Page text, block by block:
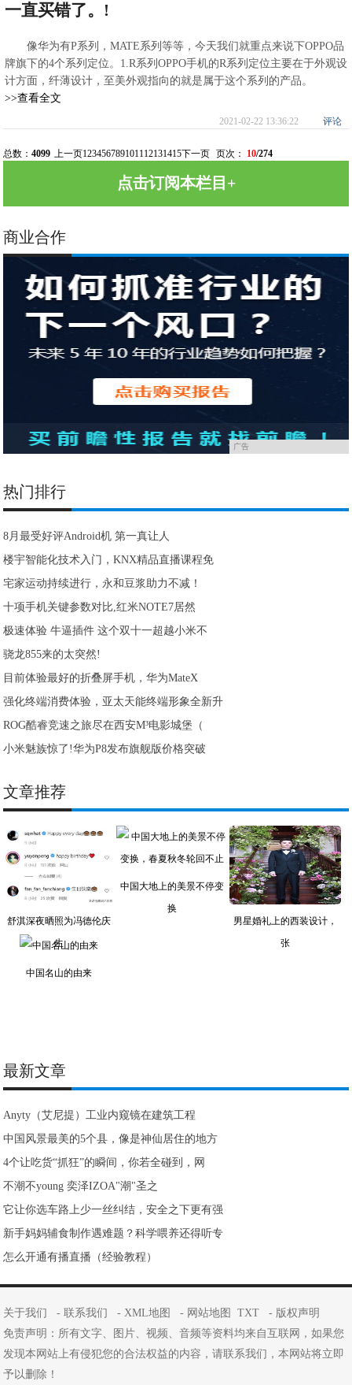
一直买错了。!
像华为有P系列，MATE系列等等，今天我们就重点来说下OPPO品
牌旗下的4个系列定位。1.R系列OPPO手机的R系列定位主要在于外观设
计方面，纤薄设计，至美外观指向的就是属于这个系列的产品。
>>查看全文
2021-02-22 13:36:22 评论
总数：4099 上一页123456789101112131415下一页 页次： 10/274
点击订阅本栏目+
商业合作
广告
热门排行
8月最受好评Android机 第一真让人
楼宇智能化技术入门，KNX精品直播课程免
宅家运动持续进行，永和豆浆助力不减！
十项手机关键参数对比,红米NOTE7居然
极速体验 牛逼插件 这个双十一超越小米不
骁龙855来的太突然!
目前体验最好的折叠屏手机，华为MateX
强化终端消费体验，亚太天能终端形象全新升
ROG酷睿竞速之旅尽在西安M³电影城堡（
小米魅族惊了!华为P8发布旗舰版价格突破
文章推荐
舒淇深夜晒照为冯德伦庆
生
中国大地上的美景不停变
换
男星婚礼上的西装设计，
张
中国名山的由来
最新文章
Anyty（艾尼提）工业内窥镜在建筑工程
中国风景最美的5个县，像是神仙居住的地方
4个让吃货“抓狂”的瞬间，你若全碰到，网
不潮不young 奕泽IZOA"潮"圣之
它让你选车路上少一丝纠结，安全之下更有强
新手妈妈辅食制作遇难题？科学喂养还得听专
怎么开通有播直播（经验教程）
关于我们 -联系我们 -XML地图 - 网站地图 TXT - 版权声明
免责声明：所有文字、图片、视频、音频等资料均来自互联网，如果您
发现本网站上有侵犯您的合法权益的内容，请联系我们，本网站将立即
予以删除！